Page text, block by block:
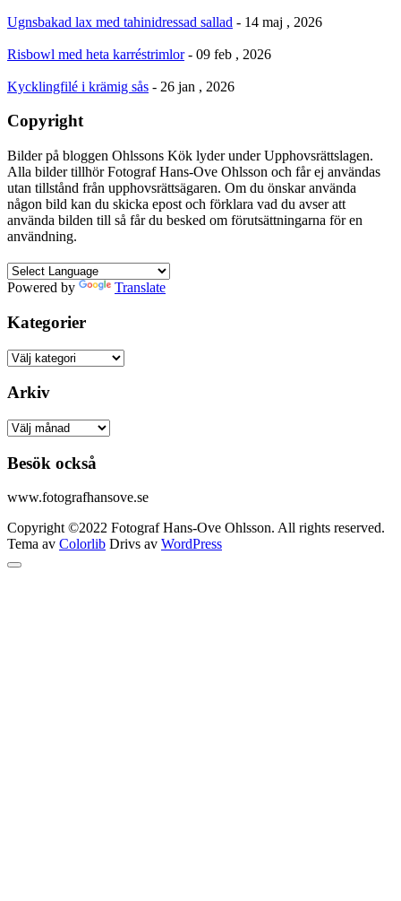
Ugnsbakad lax med tahinidressad sallad - 14 maj , 2026
Risbowl med heta karréstrimlor - 09 feb , 2026
Kycklingfilé i krämig sås - 26 jan , 2026
Copyright
Bilder på bloggen Ohlssons Kök lyder under Upphovsrättslagen.
Alla bilder tillhör Fotograf Hans-Ove Ohlsson och får ej användas
utan tillstånd från upphovsrättsägaren. Om du önskar använda
någon bild kan du skicka epost och förklara vad du avser att
använda bilden till så får du besked om förutsättningarna för en
användning.
Powered by Translate
Kategorier
Kategorier
Arkiv
Arkiv
Besök också
www.fotografhansove.se
Copyright ©2022 Fotograf Hans-Ove Ohlsson. All rights reserved.
Tema av Colorlib Drivs av WordPress